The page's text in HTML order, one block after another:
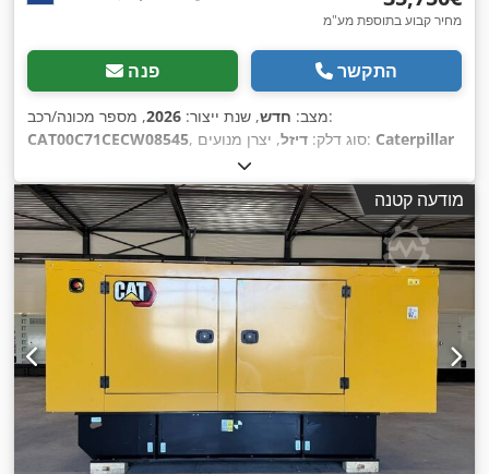
מחיר קבוע בתוספת מע"מ
פנה התקשר
מצב: חדש, שנת ייצור: 2026
, מספר מכונה/רכב:
CAT00C71CECW08545
, סוג דלק: דיזל , יצרן מנועים: Caterpillar
מודעה קטנה